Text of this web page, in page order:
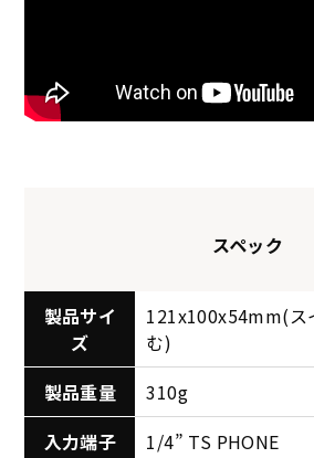
スペック
製品サイ
ズ
121x100x54mm(ス
む)
製品重量
310g
入力端子
1/4” TS PHONE